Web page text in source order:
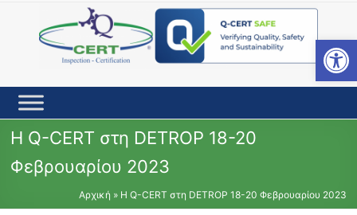
Open toolbar
content
Η Q-CERT στη DETROP 18-20
Φεβρουαρίου 2023
Αρχική » Η Q-CERT στη DETROP 18-20 Φεβρουαρίου 2023